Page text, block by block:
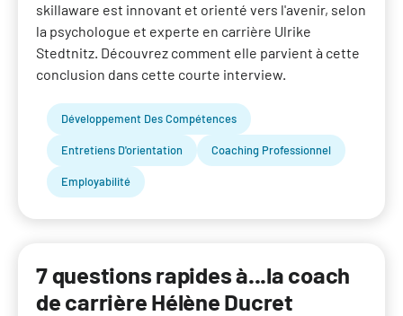
skillaware est innovant et orienté vers l'avenir, selon
la psychologue et experte en carrière Ulrike
Stedtnitz. Découvrez comment elle parvient à cette
conclusion dans cette courte interview.
Développement Des Compétences
Entretiens D'orientation Coaching Professionnel
Employabilité
7 questions rapides à...la coach
de carrière Hélène Ducret